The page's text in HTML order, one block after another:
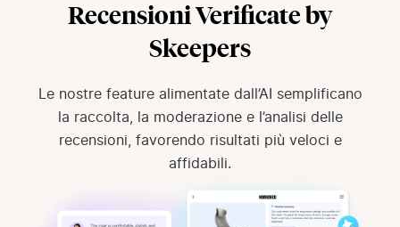
Recensioni Verificate by
Skeepers
Le nostre feature alimentate dall’AI semplificano
la raccolta, la moderazione e l’analisi delle
recensioni, favorendo risultati più veloci e
affidabili.